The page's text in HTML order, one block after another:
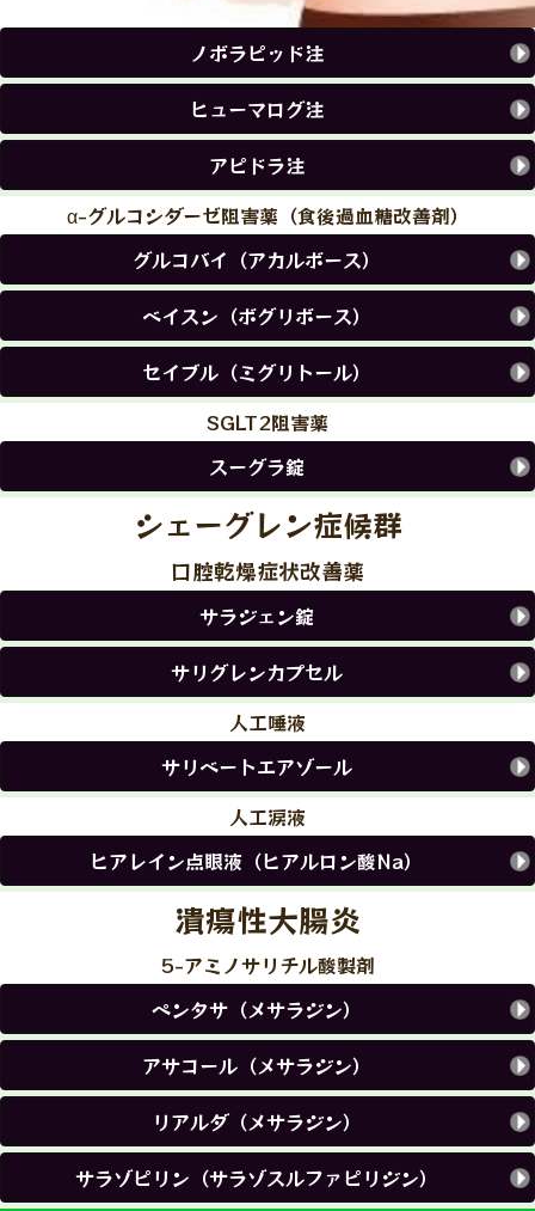
ノボラピッド注
ヒューマログ注
アピドラ注
α-グルコシダーゼ阻害薬（食後過血糖改善剤）
グルコバイ（アカルボース）
ベイスン（ボグリボース）
セイブル（ミグリトール）
SGLT2阻害薬
スーグラ錠
シェーグレン症候群
口腔乾燥症状改善薬
サラジェン錠
サリグレンカプセル
人工唾液
サリベートエアゾール
人工涙液
ヒアレイン点眼液（ヒアルロン酸Na）
潰瘍性大腸炎
5-アミノサリチル酸製剤
ペンタサ（メサラジン）
アサコール（メサラジン）
リアルダ（メサラジン）
サラゾピリン（サラゾスルファピリジン）